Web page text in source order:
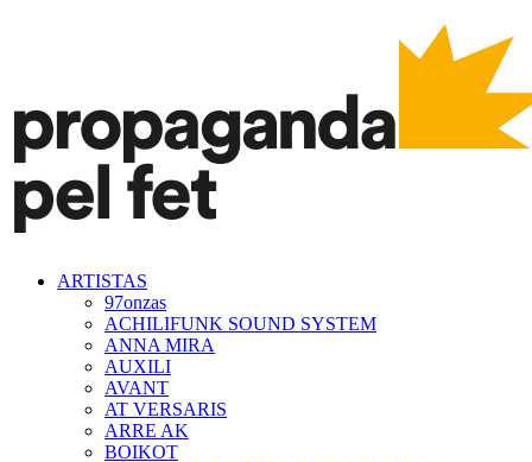
ARTISTAS
97onzas
ACHILIFUNK SOUND SYSTEM
ANNA MIRA
AUXILI
AVANT
AT VERSARIS
ARRE AK
BOIKOT